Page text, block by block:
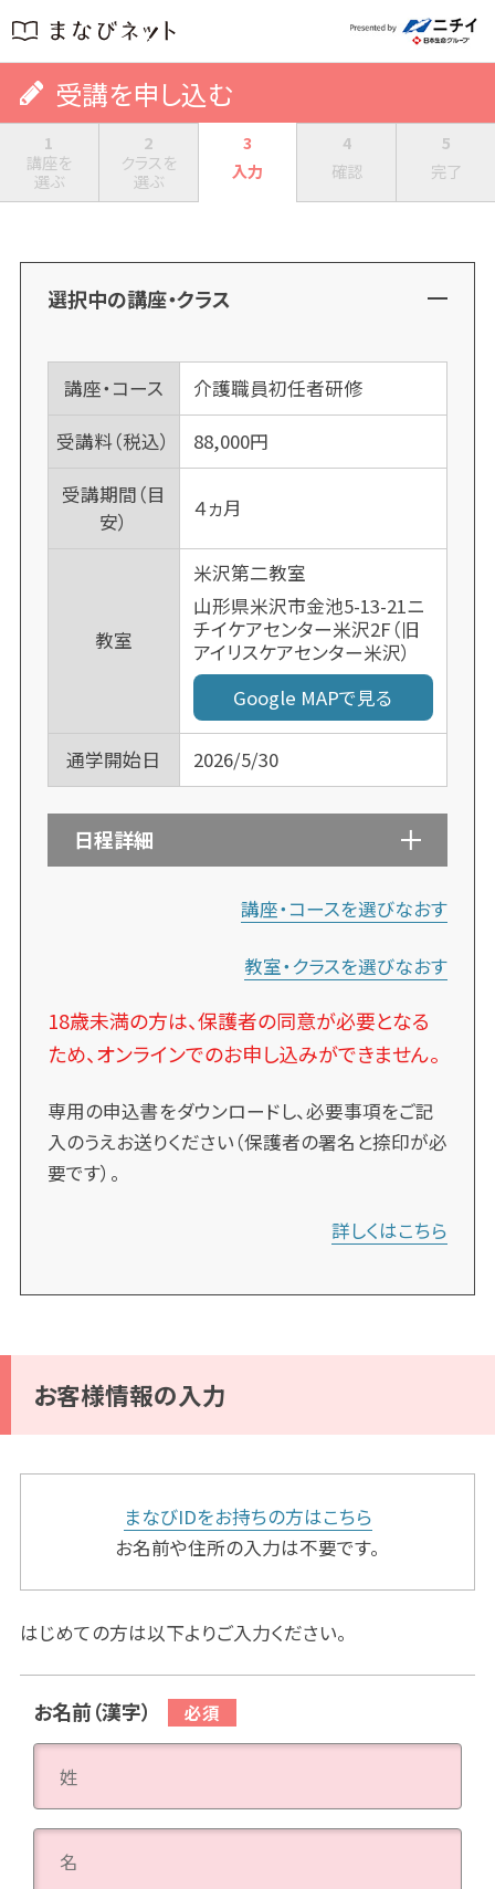
受講を申し込む
1
講座を
選ぶ
2
クラスを
選ぶ
3
入力
4
確認
5
完了
選択中の講座・クラス
講座・コース
介護職員初任者研修
受講料（税込）
88,000円
受講期間（目
安）
４ヵ月
教室
米沢第二教室
山形県米沢市金池5-13-21ニ
チイケアセンター米沢2F（旧
アイリスケアセンター米沢）
Google MAPで見る
通学開始日 2026/5/30
日程詳細
講座・コースを選びなおす
教室・クラスを選びなおす
18歳未満の方は、保護者の同意が必要となる
ため、オンラインでのお申し込みができません。
専用の申込書をダウンロードし、必要事項をご記
入のうえお送りください（保護者の署名と捺印が必
要です）。
詳しくはこちら
お客様情報の入力
まなびIDをお持ちの方はこちら
お名前や住所の入力は不要です。
はじめての方は以下よりご入力ください。
お名前（漢字）